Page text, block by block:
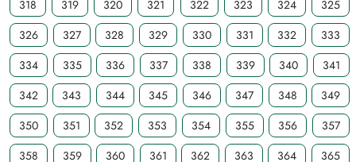
318
319 320 321 322 323 324
325
326
327 328 329 330 331 332
333
334
335 336 337 338 339 340
341
342
343 344 345 346 347 348
349
350
351 352 353 354 355 356
357
358
359 360 361 362 363 364 365